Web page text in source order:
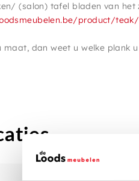
(salon) tafel bladen van het
product/
dan weet u welke plank u